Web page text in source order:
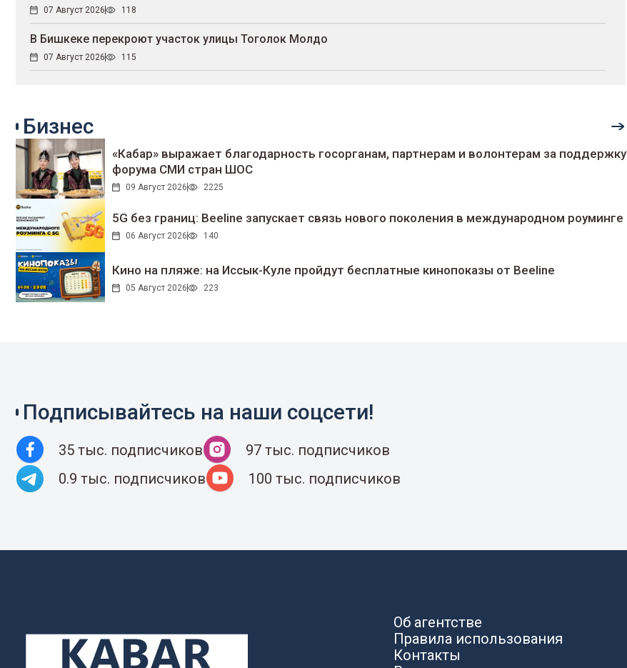
07 Август 2026 118
В Бишкеке перекроют участок улицы Тоголок Молдо
07 Август 2026 115
Бизнес
«Кабар» выражает благодарность госорганам, партнерам и волонтерам за поддержку
форума СМИ стран ШОС
09 Август 2026 2225
5G без границ: Beeline запускает связь нового поколения в международном роуминге
06 Август 2026 140
Кино на пляже: на Иссык-Куле пройдут беcплатные кинопоказы от Beeline
05 Август 2026 223
Подписывайтесь на наши соцсети!
35 тыс. подписчиков
97 тыс. подписчиков
0.9 тыс. подписчиков
100 тыс. подписчиков
Об агентстве
Правила использования
Контакты